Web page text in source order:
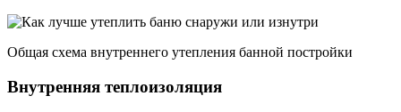
Общая схема внутреннего утепления банной постройки
Внутренняя теплоизоляция